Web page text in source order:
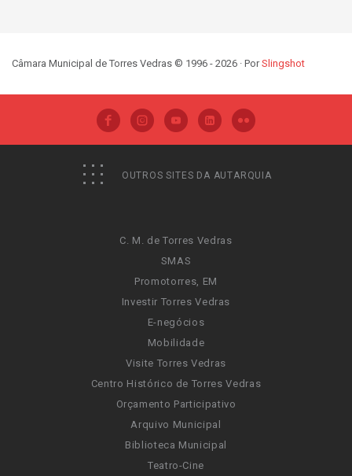
Câmara Municipal de Torres Vedras © 1996 - 2026 · PorSlingshot
OUTROS SITES DA AUTARQUIA
C. M. de Torres Vedras
SMAS
Promotorres, EM
Investir Torres Vedras
E-negócios
Mobilidade
Visite Torres Vedras
Centro Histórico de Torres Vedras
Orçamento Participativo
Arquivo Municipal
Biblioteca Municipal
Teatro-Cine